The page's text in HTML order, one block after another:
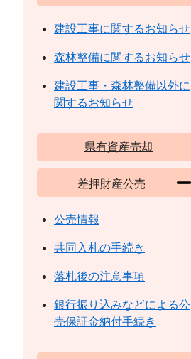
建設工事に関するお知らせ
森林整備に関するお知らせ
建設工事・森林整備以外に
関するお知らせ
県有資産売却
差押財産公売
公売情報
共同入札の手続き
落札後の注意事項
銀行振り込みなどによる公
売保証金納付手続き